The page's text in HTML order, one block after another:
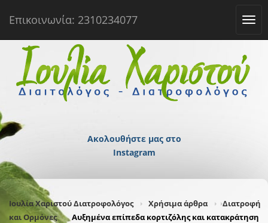
Επικοινωνία: 2310234077
Ακολουθήστε μας στο
Instagram
Ιουλία Χαριστού Διατροφολόγος Χρήσιμα άρθρα
Διατροφή
και Ορμόνες
Αυξημένα επίπεδα κορτιζόλης και κατακράτηση